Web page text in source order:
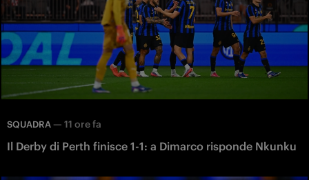
SQUADRA — 11 ore fa
Il Derby di Perth finisce 1-1: a Dimarco risponde Nkunku